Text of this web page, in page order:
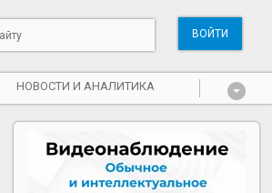
ВОЙТИ
НОВОСТИ И АНАЛИТИКА